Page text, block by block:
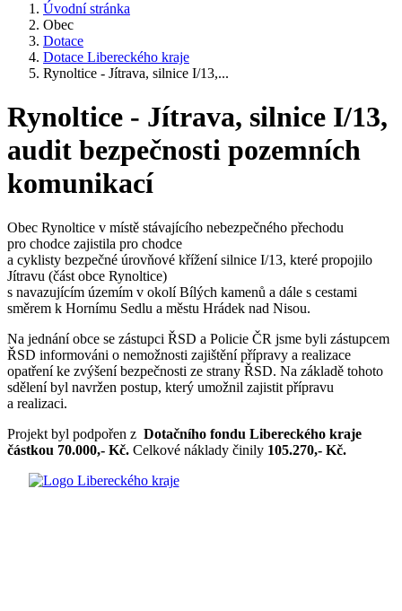
Úvodní stránka
Obec
Dotace
Dotace Libereckého kraje
Rynoltice - Jítrava, silnice I/13,...
Rynoltice - Jítrava, silnice I/13,
audit bezpečnosti pozemních
komunikací
Obec Rynoltice v místě stávajícího nebezpečného přechodu
pro chodce zajistila pro chodce
a cyklisty bezpečné úrovňové křížení silnice I/13, které propojilo
Jítravu (část obce Rynoltice)
s navazujícím územím v okolí Bílých kamenů a dále s cestami
směrem k Hornímu Sedlu a městu Hrádek nad Nisou.
Na jednání obce se zástupci ŘSD a Policie ČR jsme byli zástupcem
ŘSD informováni o nemožnosti zajištění přípravy a realizace
opatření ke zvýšení bezpečnosti ze strany ŘSD. Na základě tohoto
sdělení byl navržen postup, který umožnil zajistit přípravu
a realizaci.
Projekt byl podpořen z Dotačního fondu Libereckého kraje
částkou 70.000,- Kč. Celkové náklady činily 105.270,- Kč.